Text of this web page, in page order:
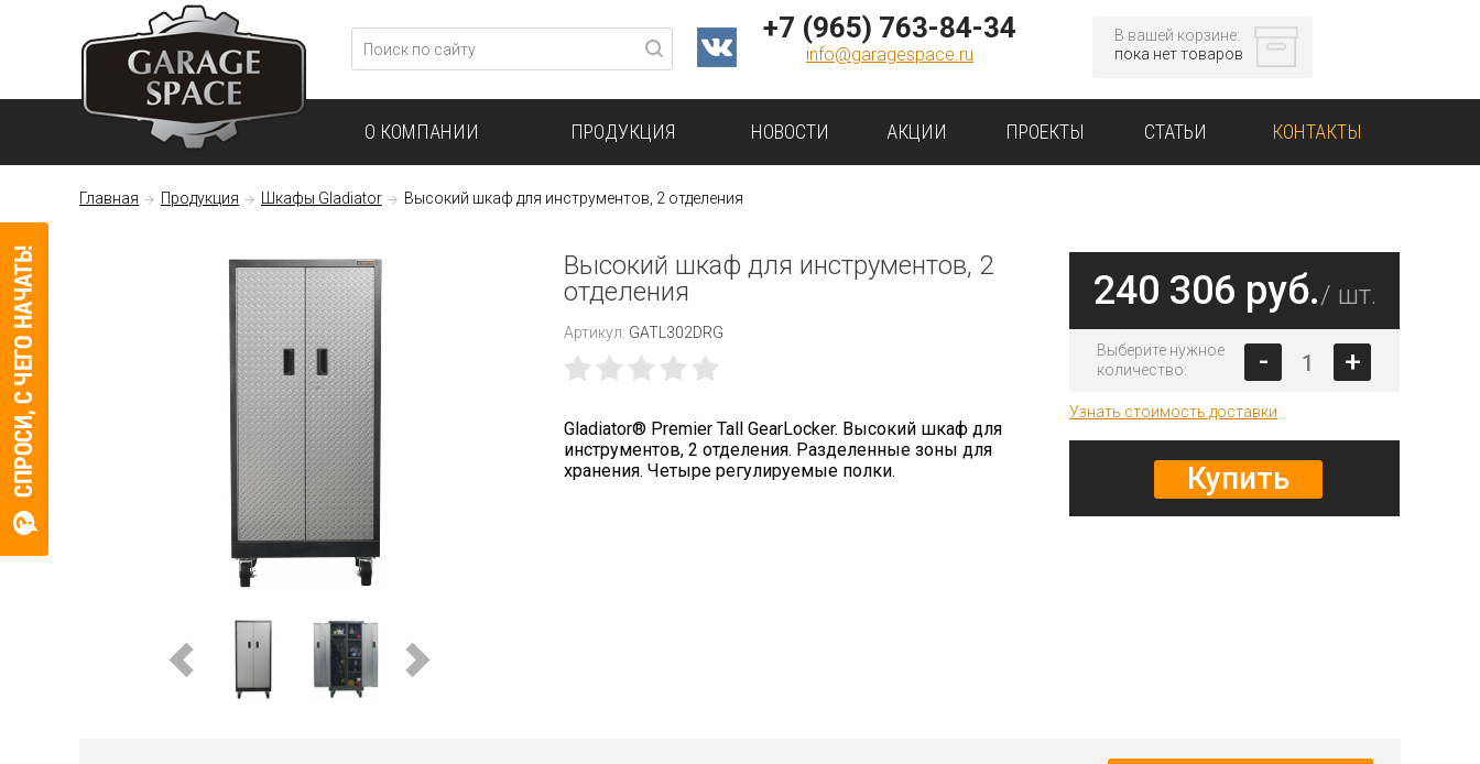
+7 (965) 763-84-34
info@garagespace.ru
В вашей корзине:
пока нет товаров
О КОМПАНИИ ПРОДУКЦИЯ НОВОСТИ АКЦИИ ПРОЕКТЫ СТАТЬИ КОНТАКТЫ
Главная Продукция Шкафы Gladiator Высокий шкаф для инструментов, 2 отделения
Высокий шкаф для инструментов, 2
отделения
Артикул: GATL302DRG
Gladiator® Premier Tall GearLocker. Высокий шкаф для
инструментов, 2 отделения. Разделенные зоны для
хранения. Четыре регулируемые полки.
240 306 руб./ шт.
Выберите нужное
количество:
- +
Узнать стоимость доставки
Купить